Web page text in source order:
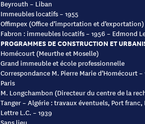
Beyrouth – Liban
Immeubles locatifs – 1955
Offimpex (Office d’importation et d’exportation)
Fabron : immeubles locatifs – 1956 – Edmond
PROGRAMMES DE CONSTRUCTION ET
Homécourt (Meurthe et Moselle)
Grand immeuble et école professionnelle
Correspondance M. Pierre Marie d’Homécourt –
Paris
M. Longchambon (Directeur du centre de la
Tanger – Algérie : travaux éventuels, Port franc,
Lettre L.C. – 1939
Sans lieu